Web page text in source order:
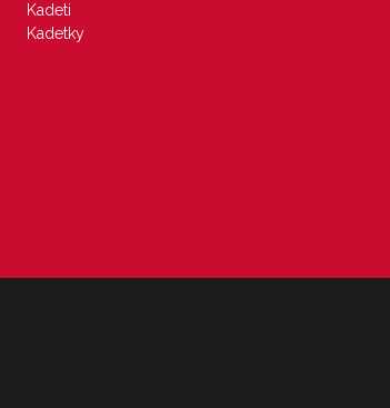
Kadeti
Kadetky